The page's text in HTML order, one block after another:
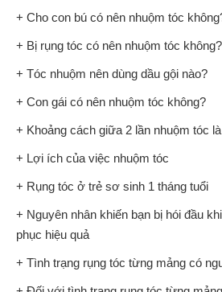
+ Cho con bú có nên nhuộm tóc
+ Bị rụng tóc có nên nhuộm tóc không?
+ Tóc nhuộm nên dùng dầu gội nào?
+ Con gái có nên nhuộm tóc không?
+ Khoảng cách giữa 2 lần nhuộm tóc
+ Lợi ích của việc nhuộm tóc
+ Rụng tóc ở trẻ sơ sinh 1 tháng tuổi
+ Nguyên nhân khiến bạn bị hói đầu
phục hiệu quả
+ Tình trạng rụng tóc từng mảng có